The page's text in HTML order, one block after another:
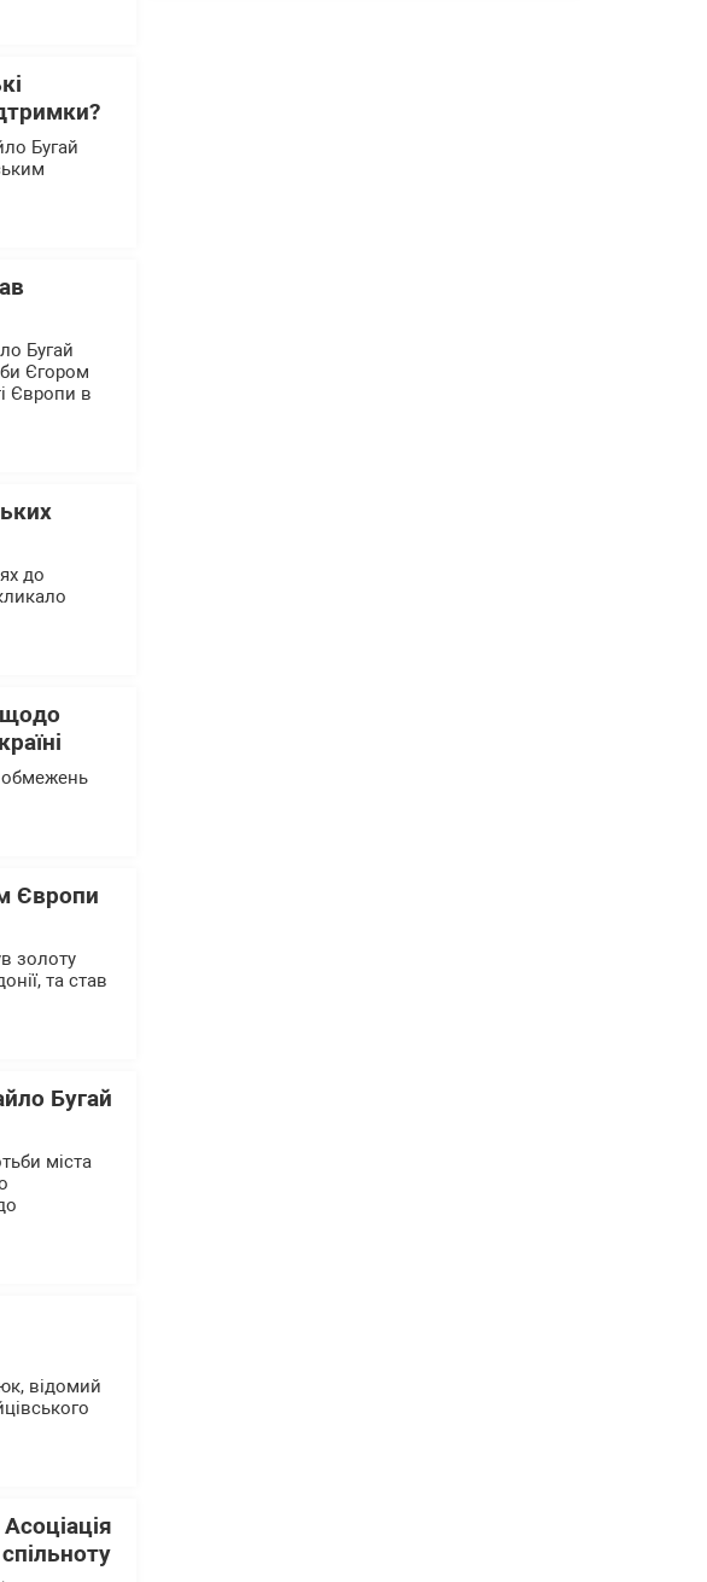
Бугай
Бугай
Єгором
Європи в
до
щодо
обмежень
Європи
золоту
та став
Бугай
міста
відомий